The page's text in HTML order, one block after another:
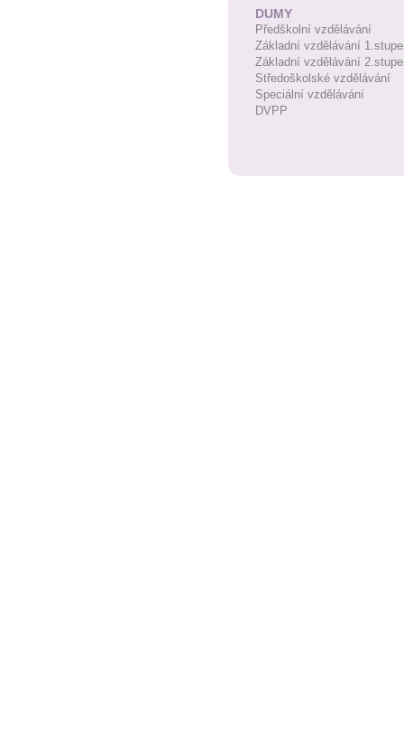
DUMY
Předškolní vzdělávání
Základní vzdělávání
Základní vzdělávání
Středoškolské vzdělávání
Speciální vzdělávání
DVPP